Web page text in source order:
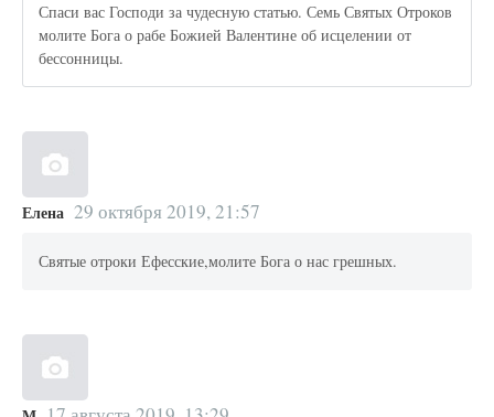
Спаси вас Господи за чудесную статью. Семь Святых Отроков
молите Бога о рабе Божией Валентине об исцелении от
бессонницы.
Елена 29 октября 2019, 21:57
Святые отроки Ефесские,молите Бога о нас грешных.